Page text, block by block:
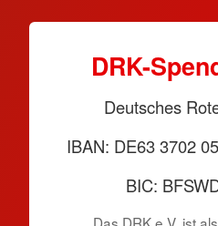
DRK-
Deutsches
IBAN: DE63 3702
BIC:
Das DRK e.V. ist